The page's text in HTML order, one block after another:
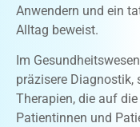
Anwendern und ein
Alltag beweist.
Im
präzisere Diagnostik,
Therapien, die auf
Patientinnen und